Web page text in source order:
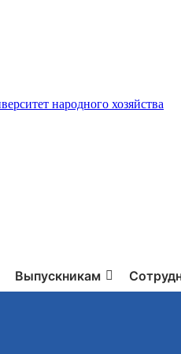
народного хозяйства
Выпускникам